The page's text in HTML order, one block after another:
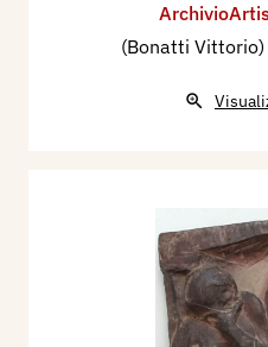
(Bonatti